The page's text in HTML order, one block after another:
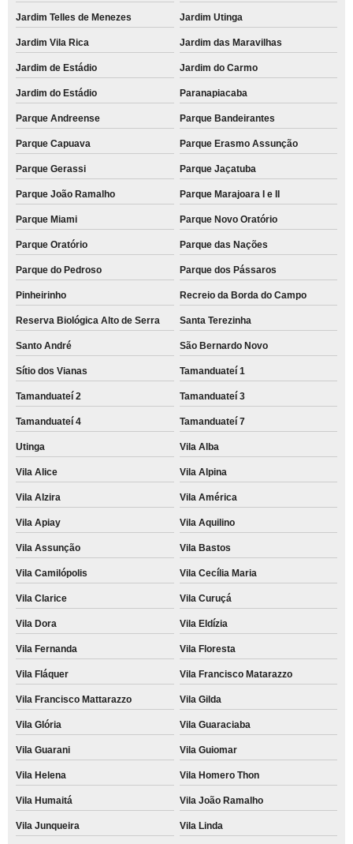
Jardim Telles de Menezes Jardim Utinga
Jardim Vila Rica Jardim das Maravilhas
Jardim de Estádio Jardim do Carmo
Jardim do Estádio Paranapiacaba
Parque Andreense Parque Bandeirantes
Parque Capuava Parque Erasmo Assunção
Parque Gerassi Parque Jaçatuba
Parque João Ramalho Parque Marajoara I e II
Parque Miami Parque Novo Oratório
Parque Oratório Parque das Nações
Parque do Pedroso Parque dos Pássaros
Pinheirinho Recreio da Borda do Campo
Reserva Biológica Alto de Serra Santa Terezinha
Santo André São Bernardo Novo
Sítio dos Vianas Tamanduateí 1
Tamanduateí 2 Tamanduateí 3
Tamanduateí 4 Tamanduateí 7
Utinga Vila Alba
Vila Alice Vila Alpina
Vila Alzira Vila América
Vila Apiay Vila Aquilino
Vila Assunção Vila Bastos
Vila Camilópolis Vila Cecília Maria
Vila Clarice Vila Curuçá
Vila Dora Vila Eldízia
Vila Fernanda Vila Floresta
Vila Fláquer Vila Francisco Matarazzo
Vila Francisco Mattarazzo Vila Gilda
Vila Glória Vila Guaraciaba
Vila Guarani Vila Guiomar
Vila Helena Vila Homero Thon
Vila Humaitá Vila João Ramalho
Vila Junqueira Vila Linda